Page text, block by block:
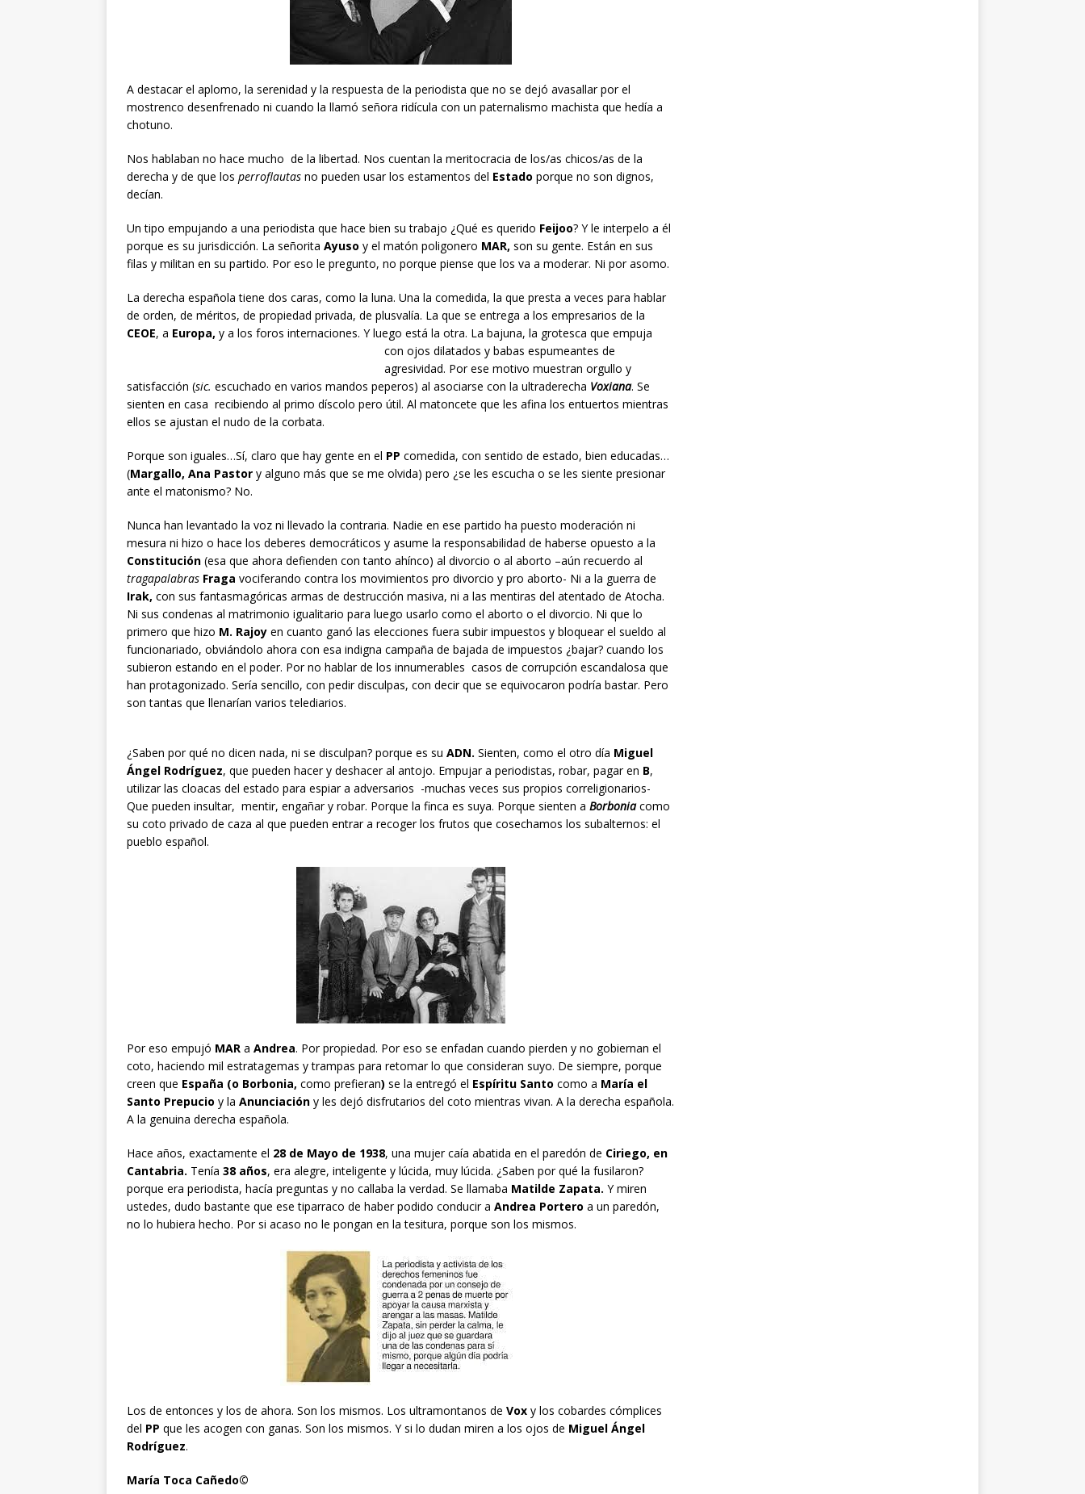
A destacar el aplomo, la serenidad y la respuesta de la periodista que no se dejó avasallar por el
mostrenco desenfrenado ni cuando la llamó señora ridícula con un paternalismo machista que hedía a
chotuno.
Nos hablaban no hace mucho de la libertad. Nos cuentan la meritocracia de los/as chicos/as de la
derecha y de que los perroflautas no pueden usar los estamentos del Estado porque no son dignos,
decían.
Un tipo empujando a una periodista que hace bien su trabajo ¿Qué es querido Feijoo? Y le interpelo a él
porque es su jurisdicción. La señorita Ayuso y el matón poligonero MAR, son su gente. Están en sus
filas y militan en su partido. Por eso le pregunto, no porque piense que los va a moderar. Ni por asomo.
La derecha española tiene dos caras, como la luna. Una la comedida, la que presta a veces para hablar
de orden, de méritos, de propiedad privada, de plusvalía. La que se entrega a los empresarios de la
CEOE, a Europa, y a los foros internaciones. Y luego está la otra. La bajuna, la grotesca que empuja
con ojos dilatados y babas espumeantes de
agresividad. Por ese motivo muestran orgullo y
satisfacción (sic. escuchado en varios mandos peperos) al asociarse con la ultraderecha Voxiana. Se
sienten en casa recibiendo al primo díscolo pero útil. Al matoncete que les afina los entuertos mientras
ellos se ajustan el nudo de la corbata.
Porque son iguales…Sí, claro que hay gente en el PP comedida, con sentido de estado, bien educadas…
(Margallo, Ana Pastor y alguno más que se me olvida) pero ¿se les escucha o se les siente presionar
ante el matonismo? No.
Nunca han levantado la voz ni llevado la contraria. Nadie en ese partido ha puesto moderación ni
mesura ni hizo o hace los deberes democráticos y asume la responsabilidad de haberse opuesto a la
Constitución (esa que ahora defienden con tanto ahínco) al divorcio o al aborto –aún recuerdo al
tragapalabras Fraga vociferando contra los movimientos pro divorcio y pro aborto- Ni a la guerra de
Irak, con sus fantasmagóricas armas de destrucción masiva, ni a las mentiras del atentado de Atocha.
Ni sus condenas al matrimonio igualitario para luego usarlo como el aborto o el divorcio. Ni que lo
primero que hizo M. Rajoy en cuanto ganó las elecciones fuera subir impuestos y bloquear el sueldo al
funcionariado, obviándolo ahora con esa indigna campaña de bajada de impuestos ¿bajar? cuando los
subieron estando en el poder. Por no hablar de los innumerables casos de corrupción escandalosa que
han protagonizado. Sería sencillo, con pedir disculpas, con decir que se equivocaron podría bastar. Pero
son tantas que llenarían varios telediarios.
¿Saben por qué no dicen nada, ni se disculpan? porque es su ADN. Sienten, como el otro día Miguel
Ángel Rodríguez, que pueden hacer y deshacer al antojo. Empujar a periodistas, robar, pagar en B,
utilizar las cloacas del estado para espiar a adversarios -muchas veces sus propios correligionarios-
Que pueden insultar, mentir, engañar y robar. Porque la finca es suya. Porque sienten a Borboniacomo
su coto privado de caza al que pueden entrar a recoger los frutos que cosechamos los subalternos: el
pueblo español.
Por eso empujó MAR a Andrea. Por propiedad. Por eso se enfadan cuando pierden y no gobiernan el
coto, haciendo mil estratagemas y trampas para retomar lo que consideran suyo. De siempre, porque
creen que España (o Borbonia, como prefieran) se la entregó el Espíritu Santo como a María el
Santo Prepucio y la Anunciación y les dejó disfrutarios del coto mientras vivan. A la derecha española.
A la genuina derecha española.
Hace años, exactamente el 28 de Mayo de 1938, una mujer caía abatida en el paredón de Ciriego, en
Cantabria. Tenía 38 años, era alegre, inteligente y lúcida, muy lúcida. ¿Saben por qué la fusilaron?
porque era periodista, hacía preguntas y no callaba la verdad. Se llamaba Matilde Zapata. Y miren
ustedes, dudo bastante que ese tiparraco de haber podido conducir a Andrea Portero a un paredón,
no lo hubiera hecho. Por si acaso no le pongan en la tesitura, porque son los mismos.
Los de entonces y los de ahora. Son los mismos. Los ultramontanos de Vox y los cobardes cómplices
del PP que les acogen con ganas. Son los mismos. Y si lo dudan miren a los ojos de Miguel Ángel
Rodríguez.
María Toca Cañedo©